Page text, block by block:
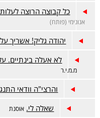
כל קבוצה הרוצה לעלות
אנונימי (פותח)
יהודה גליק! אשריך
לא אעלה בינתיים.
מ.מ.י.ר
והרצי"ה וודאי
שאלה לי. אוסנת